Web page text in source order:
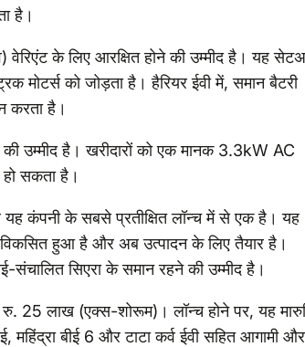
है।
के लिए आरक्षित होने की उम्मीद है। यह
को जोड़ता है। हैरियर ईवी में, समान बैटरी
करता है।
की उम्मीद है। खरीदारों को एक मानक 3.3kW AC
सकता है।
यह कंपनी के सबसे प्रतीक्षित लॉन्च में से एक है। यह
विकसित हुआ है और अब उत्पादन के लिए तैयार है।
सिएरा के समान रहने की उम्मीद है।
रु. 25 लाख (एक्स-शोरूम)। लॉन्च होने पर, यह
महिंद्रा बीई 6 और टाटा कर्व ईवी सहित आगामी और